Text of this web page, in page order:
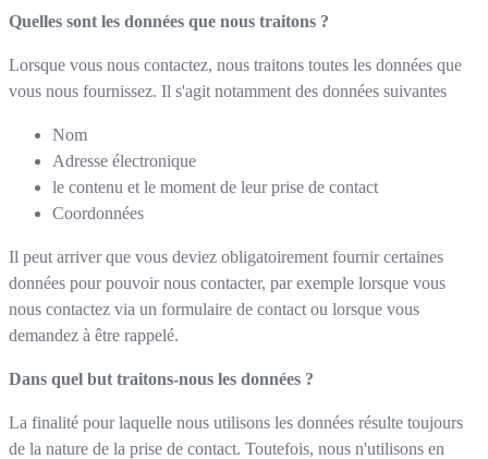
Quelles sont les données que nous traitons ?
Lorsque vous nous contactez, nous traitons toutes les données que
vous nous fournissez. Il s'agit notamment des données suivantes
Nom
Adresse électronique
le contenu et le moment de leur prise de contact
Coordonnées
Il peut arriver que vous deviez obligatoirement fournir certaines
données pour pouvoir nous contacter, par exemple lorsque vous
nous contactez via un formulaire de contact ou lorsque vous
demandez à être rappelé.
Dans quel but traitons-nous les données ?
La finalité pour laquelle nous utilisons les données résulte toujours
de la nature de la prise de contact. Toutefois, nous n'utilisons en